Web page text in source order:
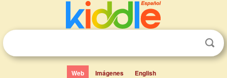
Web Imágenes English